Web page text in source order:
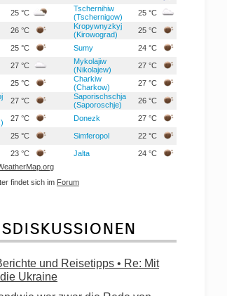
25 °C
Tschernihiw
(Tschernigow)
25 °C
26 °C
Kropywnyzkyj
(Kirowograd)
25 °C
25 °C Sumy 24 °C
27 °C
Mykolajiw
(Nikolajew)
27 °C
25 °C
Charkiw
(Charkow)
27 °C
27 °C
Saporischschja
(Saporoschje)
26 °C
27 °C Donezk
27 °C
25 °C Simferopol 22 °C
23 °C Jalta
24 °C
findet sich im Forum
und Reisetipps • Re: Mit
Ukraine